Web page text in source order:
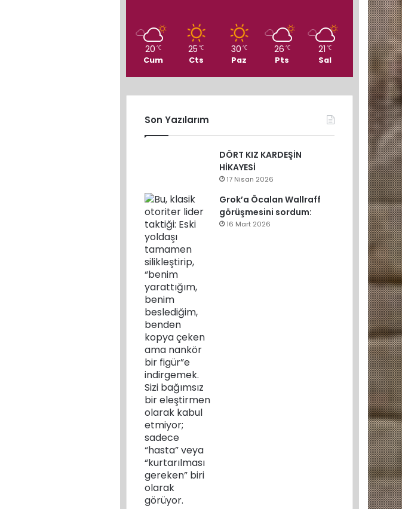
20 ℃
Cum
25 ℃
Cts
30 ℃
Paz
26 ℃
Pts
21 ℃
Sal
Son Yazılarım
DÖRT KIZ KARDEŞİN
HİKAYESİ
17 Nisan 2026
Grok’a Öcalan Wallraff
görüşmesini sordum:
16 Mart 2026